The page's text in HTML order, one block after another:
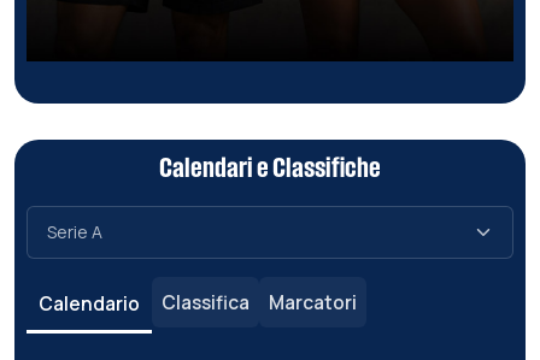
Calendari e Classifiche
Calendario Classifica Marcatori